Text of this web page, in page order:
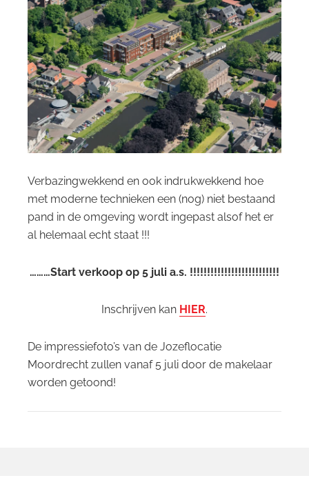
Verbazingwekkend en ook indrukwekkend hoe
met moderne technieken een (nog) niet bestaand
pand in de omgeving wordt ingepast alsof het er
al helemaal echt staat !!!
………Start verkoop op 5 juli a.s. !!!!!!!!!!!!!!!!!!!!!!!!!!
Inschrijven kan HIER.
De impressiefoto’s van de Jozeflocatie
Moordrecht zullen vanaf 5 juli door de makelaar
worden getoond!